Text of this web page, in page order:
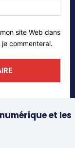
web:
site Web dans
commenterai.
et les